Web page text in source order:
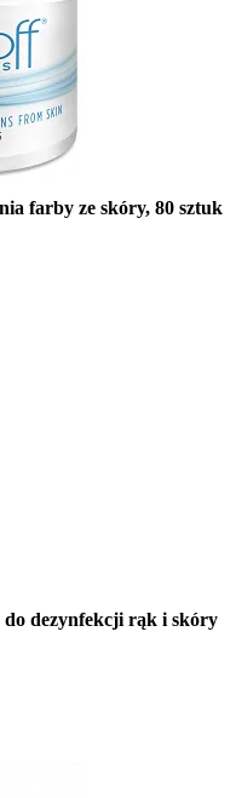
farby ze skóry, 80 sztuk
dezynfekcji rąk i skóry